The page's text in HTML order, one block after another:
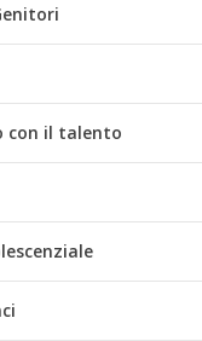
con il talento